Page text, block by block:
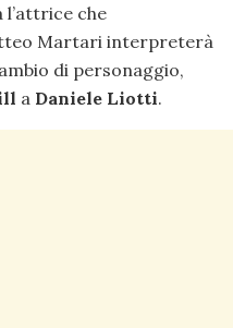
l’attrice che
Martari interpreterà
di personaggio,
a Daniele Liotti.